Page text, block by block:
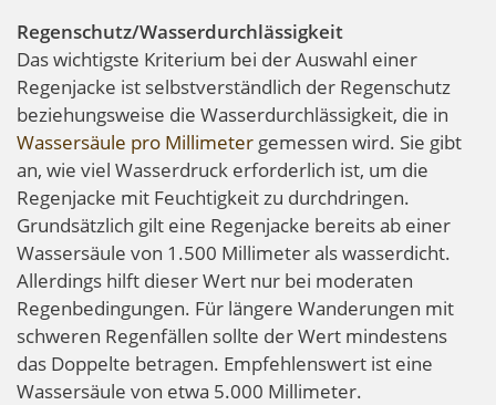
Regenschutz/Wasserdurchlässigkeit
Das wichtigste Kriterium bei der Auswahl einer
Regenjacke ist selbstverständlich der Regenschutz
beziehungsweise die Wasserdurchlässigkeit, die in
Wassersäule pro Millimeter gemessen wird. Sie gibt
an, wie viel Wasserdruck erforderlich ist, um die
Regenjacke mit Feuchtigkeit zu durchdringen.
Grundsätzlich gilt eine Regenjacke bereits ab einer
Wassersäule von 1.500 Millimeter als wasserdicht.
Allerdings hilft dieser Wert nur bei moderaten
Regenbedingungen. Für längere Wanderungen mit
schweren Regenfällen sollte der Wert mindestens
das Doppelte betragen. Empfehlenswert ist eine
Wassersäule von etwa 5.000 Millimeter.